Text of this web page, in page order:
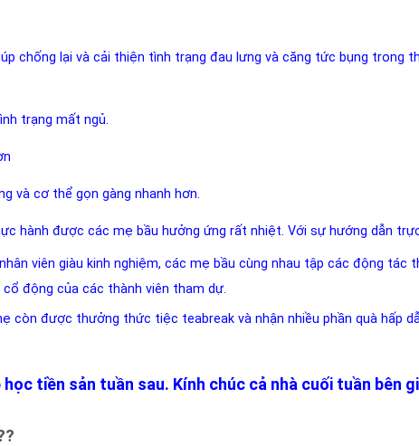
chống lại và cải thiện tình trạng đau lưng và căng tức bụng trong
trạng mất ngủ.
và cơ thể gọn gàng nhanh hơn.
hành được các mẹ bầu hưởng ứng rất nhiệt. Với sự hướng dẫn
viên giàu kinh nghiệm, các mẹ bầu cùng nhau tập các động tác
động của các thành viên tham dự.
còn được thưởng thức tiệc teabreak và nhận nhiều phần quà hấp
tiền sản tuần sau. Kính chúc cả nhà cuối tuần bên